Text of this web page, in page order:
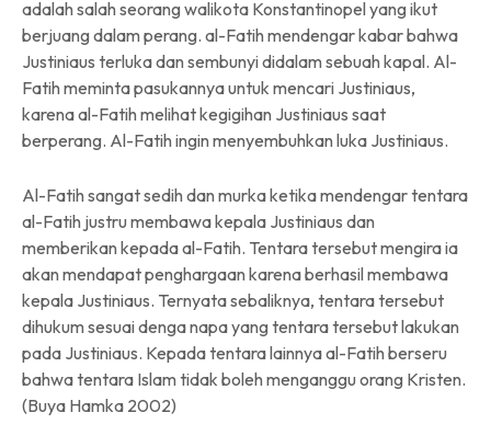
adalah salah seorang walikota Konstantinopel yang ikut
berjuang dalam perang. al-Fatih mendengar kabar bahwa
Justiniaus terluka dan sembunyi didalam sebuah kapal. Al-
Fatih meminta pasukannya untuk mencari Justiniaus,
karena al-Fatih melihat kegigihan Justiniaus saat
berperang. Al-Fatih ingin menyembuhkan luka Justiniaus.
Al-Fatih sangat sedih dan murka ketika mendengar tentara
al-Fatih justru membawa kepala Justiniaus dan
memberikan kepada al-Fatih. Tentara tersebut mengira ia
akan mendapat penghargaan karena berhasil membawa
kepala Justiniaus. Ternyata sebaliknya, tentara tersebut
dihukum sesuai denga napa yang tentara tersebut lakukan
pada Justiniaus. Kepada tentara lainnya al-Fatih berseru
bahwa tentara Islam tidak boleh menganggu orang Kristen.
(Buya Hamka 2002)